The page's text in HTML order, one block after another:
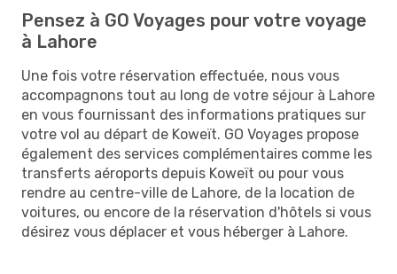
Pensez à GO Voyages pour votre voyage
à Lahore
Une fois votre réservation effectuée, nous vous
accompagnons tout au long de votre séjour à Lahore
en vous fournissant des informations pratiques sur
votre vol au départ de Koweït. GO Voyages propose
également des services complémentaires comme les
transferts aéroports depuis Koweït ou pour vous
rendre au centre-ville de Lahore, de la location de
voitures, ou encore de la réservation d'hôtels si vous
désirez vous déplacer et vous héberger à Lahore.